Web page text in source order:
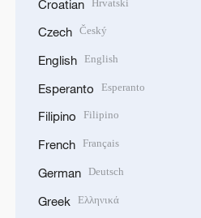
Croatian
Czech Český
English English
Esperanto Esperanto
Filipino Filipino
French Français
German Deutsch
Greek Ελληνικά